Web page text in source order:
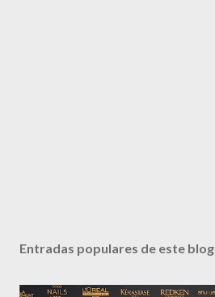
Entradas populares de este blog